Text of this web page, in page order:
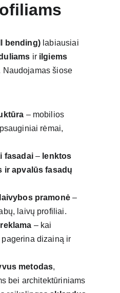
bending) labiausiai
ir ilgiems
Naudojamas šiose
– mobilios
rėmai,
fasadai – lenktos
ir apvalūs fasadų
pramonė –
laivų profiliai.
– kai
pagerina dizainą ir
metodas,
bei architektūriniams